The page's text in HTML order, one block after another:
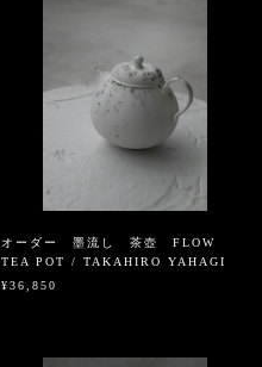
オーダー 墨流し 茶壺 FLOW
TEA POT / TAKAHIRO YAHAGI
¥36,850